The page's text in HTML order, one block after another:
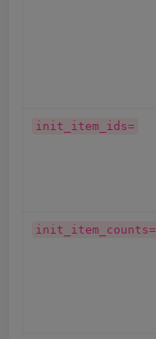
init_item_ids=
init_item_counts=